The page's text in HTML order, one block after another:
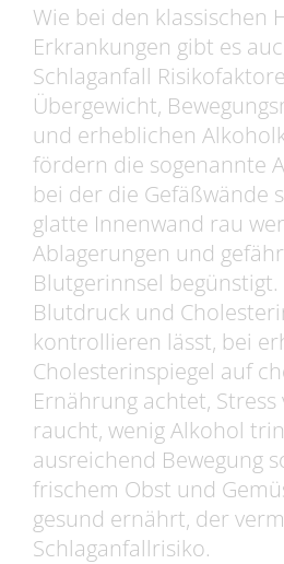
Wie bei den klassischen
Erkrankungen gibt es
Schlaganfall
Übergewicht,
und erheblichen
fördern die sogenannte
bei der die Gefäßwände
glatte Innenwand rau
Ablagerungen und
Blutgerinnsel
Blutdruck und
kontrollieren lässt, bei
Cholesterinspiegel auf
Ernährung achtet,
raucht, wenig Alkohol
ausreichend Bewegung
frischem Obst und
gesund ernährt, der
Schlaganfallrisiko.